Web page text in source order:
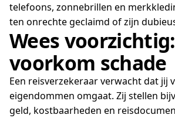
telefoons, zonnebrillen en
ten onrechte geclaimd of zijn
Wees voorzichtig:
voorkom schade
Een reisverzekeraar verwacht dat jij
eigendommen omgaat. Zij stellen
geld, kostbaarheden en